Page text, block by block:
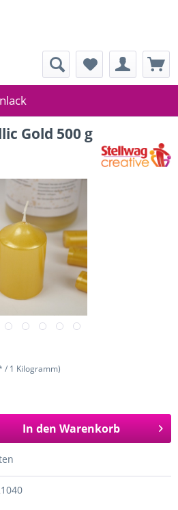
Gold 500 g
/ 1 Kilogramm)
In den Warenkorb